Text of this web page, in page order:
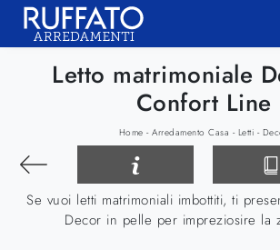
Letto matrimoniale
Confort Line
Home -Arredamento Casa - Letti -
Se vuoi letti matrimoniali imbottiti, ti
Decor in pelle per impreziosire la